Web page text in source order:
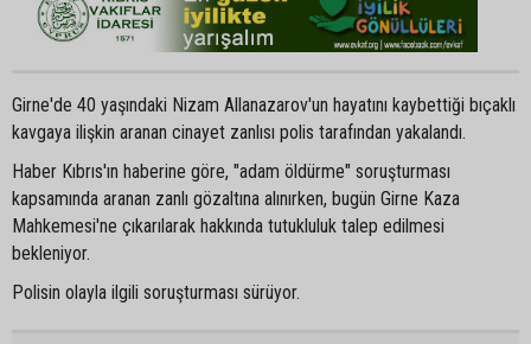
Girne'de 40 yaşındaki Nizam Allanazarov'un hayatını kaybettiği bıçaklı
kavgaya ilişkin aranan cinayet zanlısı polis tarafından yakalandı.
Haber Kıbrıs'ın haberine göre, "adam öldürme" soruşturması
kapsamında aranan zanlı gözaltına alınırken, bugün Girne Kaza
Mahkemesi'ne çıkarılarak hakkında tutukluluk talep edilmesi
bekleniyor.
Polisin olayla ilgili soruşturması sürüyor.